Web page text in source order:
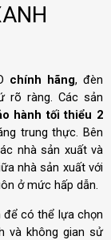
chính hãng, đèn
rõ ràng. Các sản
hành tối thiểu 2
trung thực. Bên
nhà sản xuất và
nhà sản xuất với
ở mức hấp dẫn.
để có thể lựa chọn
và không gian sử